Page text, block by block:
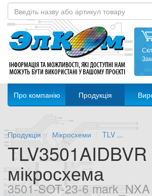
Про компанію Продукція
Продукція Мікросхеми TLV ...
TLV3501AIDBVR
мікросхема
3501-SOT-23-6